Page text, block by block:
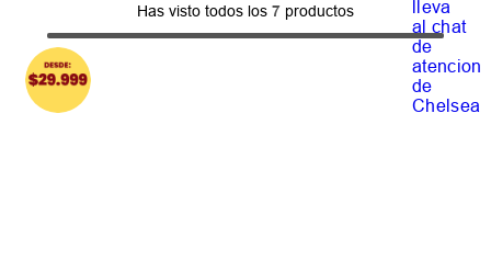
Has visto todos los 7 productos